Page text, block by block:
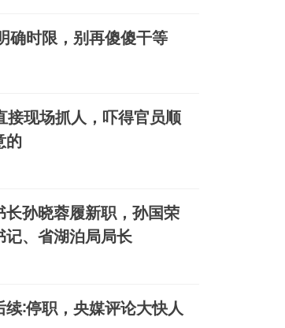
确时限，别再傻傻干等
接现场抓人，吓得官员顺
的
孙晓蓉履新职，孙国荣
记、省湖泊局局长
∶停职，央媒评论大快人